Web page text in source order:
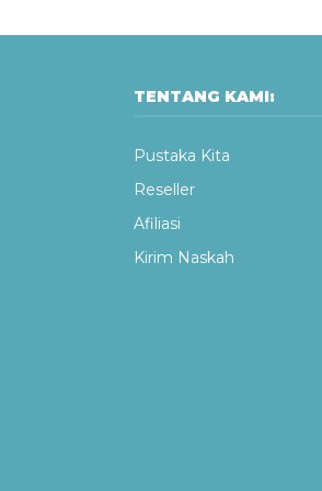
TENTANG KAMI:
Pustaka Kita
Reseller
Afiliasi
Kirim Naskah